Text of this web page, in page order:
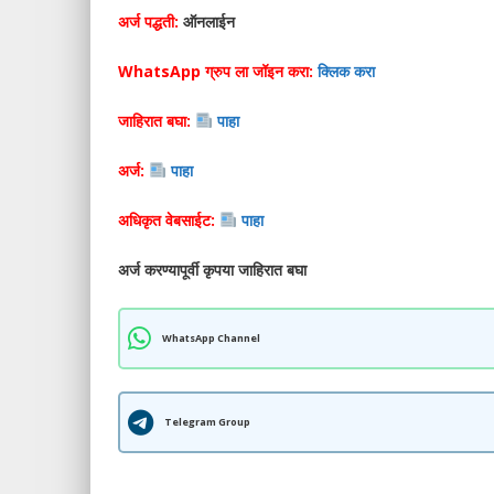
अर्ज पद्धती: ऑनलाईन
WhatsApp ग्रुप ला जॉइन करा: क्लिक करा
जाहिरात बघा: पाहा
अर्ज: पाहा
अधिकृत वेबसाईट: पाहा
अर्ज करण्यापूर्वी कृपया जाहिरात बघा
WhatsApp Channel
Telegram Group